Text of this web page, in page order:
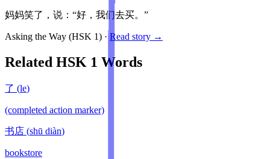
妈妈笑了，说：“好，我们去买。”
Asking the Way (HSK 1) ·Read story →
Related HSK 1 Words
了 (le)
(completed action marker)
书店 (shū diàn)
bookstore